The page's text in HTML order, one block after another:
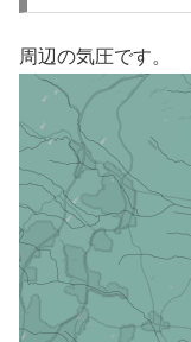
周辺の気圧です。